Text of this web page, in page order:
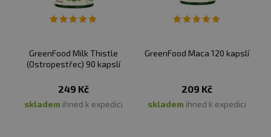
GreenFood Milk Thistle
(Ostropestřec) 90 kapslí
249 Kč
skladem ihned k expedici
GreenFood Maca 120 kapslí
209 Kč
skladem ihned k expedici